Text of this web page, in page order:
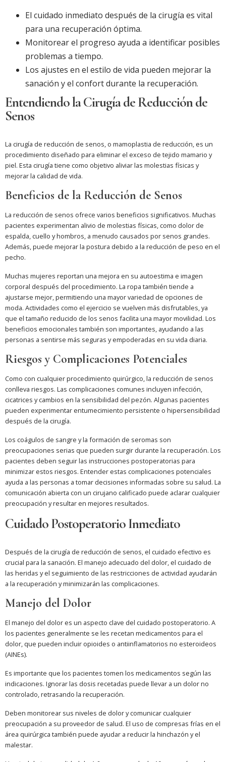
El cuidado inmediato después de la cirugía es vital
para una recuperación óptima.
Monitorear el progreso ayuda a identificar posibles
problemas a tiempo.
Los ajustes en el estilo de vida pueden mejorar la
sanación y el confort durante la recuperación.
Entendiendo la Cirugía de Reducción de
Senos
La cirugía de reducción de senos, o mamoplastia de reducción, es un
procedimiento diseñado para eliminar el exceso de tejido mamario y
piel. Esta cirugía tiene como objetivo aliviar las molestias físicas y
mejorar la calidad de vida.
Beneficios de la Reducción de Senos
La reducción de senos ofrece varios beneficios significativos. Muchas
pacientes experimentan alivio de molestias físicas, como dolor de
espalda, cuello y hombros, a menudo causados por senos grandes.
Además, puede mejorar la postura debido a la reducción de peso en el
pecho.
Muchas mujeres reportan una mejora en su autoestima e imagen
corporal después del procedimiento. La ropa también tiende a
ajustarse mejor, permitiendo una mayor variedad de opciones de
moda. Actividades como el ejercicio se vuelven más disfrutables, ya
que el tamaño reducido de los senos facilita una mayor movilidad. Los
beneficios emocionales también son importantes, ayudando a las
personas a sentirse más seguras y empoderadas en su vida diaria.
Riesgos y Complicaciones Potenciales
Como con cualquier procedimiento quirúrgico, la reducción de senos
conlleva riesgos. Las complicaciones comunes incluyen infección,
cicatrices y cambios en la sensibilidad del pezón. Algunas pacientes
pueden experimentar entumecimiento persistente o hipersensibilidad
después de la cirugía.
Los coágulos de sangre y la formación de seromas son
preocupaciones serias que pueden surgir durante la recuperación. Los
pacientes deben seguir las instrucciones postoperatorias para
minimizar estos riesgos. Entender estas complicaciones potenciales
ayuda a las personas a tomar decisiones informadas sobre su salud. La
comunicación abierta con un cirujano calificado puede aclarar cualquier
preocupación y resultar en mejores resultados.
Cuidado Postoperatorio Inmediato
Después de la cirugía de reducción de senos, el cuidado efectivo es
crucial para la sanación. El manejo adecuado del dolor, el cuidado de
las heridas y el seguimiento de las restricciones de actividad ayudarán
a la recuperación y minimizarán las complicaciones.
Manejo del Dolor
El manejo del dolor es un aspecto clave del cuidado postoperatorio. A
los pacientes generalmente se les recetan medicamentos para el
dolor, que pueden incluir opioides o antiinflamatorios no esteroideos
(AINEs).
Es importante que los pacientes tomen los medicamentos según las
indicaciones. Ignorar las dosis recetadas puede llevar a un dolor no
controlado, retrasando la recuperación.
Deben monitorear sus niveles de dolor y comunicar cualquier
preocupación a su proveedor de salud. El uso de compresas frías en el
área quirúrgica también puede ayudar a reducir la hinchazón y el
malestar.